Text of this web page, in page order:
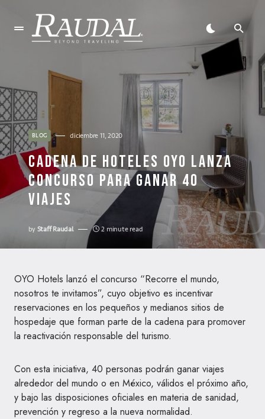
BLOG diciembre 11, 2020
CADENA DE HOTELES OYO LANZA
CONCURSO PARA GANAR 40
VIAJES
by Staff Raudal 2 minute read
OYO Hotels lanzó el concurso “Recorre el mundo,
nosotros te invitamos”, cuyo objetivo es incentivar
reservaciones en los pequeños y medianos sitios de
hospedaje que forman parte de la cadena para promover
la reactivación responsable del turismo.
Con esta iniciativa, 40 personas podrán ganar viajes
alrededor del mundo o en México, válidos el próximo año,
y bajo las disposiciones oficiales en materia de sanidad,
prevención y regreso a la nueva normalidad.